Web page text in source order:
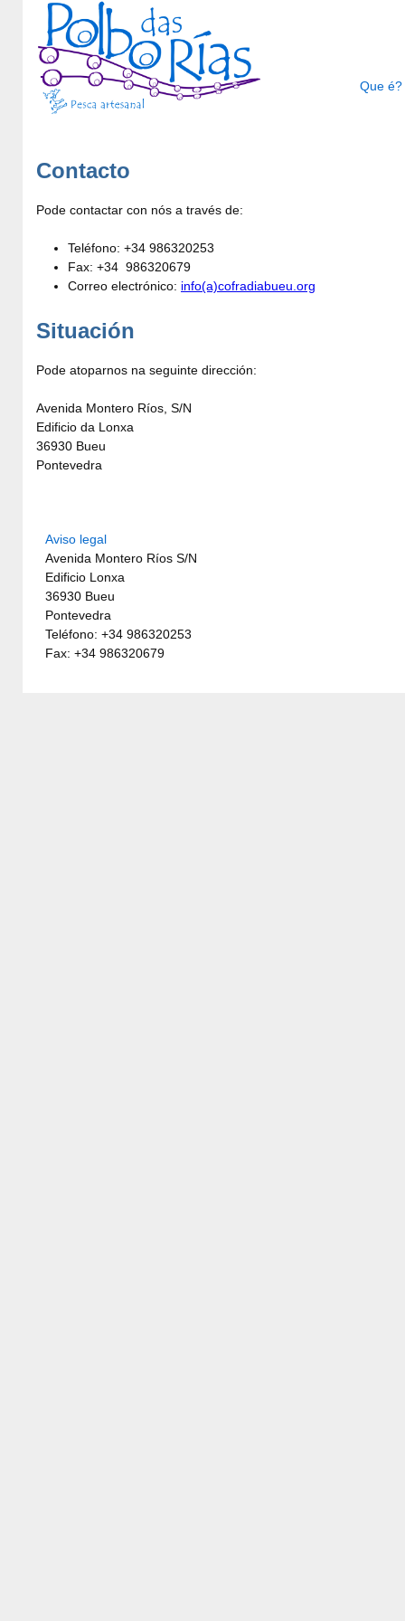
Que é?
Contacto
Pode contactar con nós a través de:
Teléfono: +34 986320253
Fax: +34 986320679
Correo electrónico: info(a)cofradiabueu.org
Situación
Pode atoparnos na seguinte dirección:
Avenida Montero Ríos, S/N
Edificio da Lonxa
36930 Bueu
Pontevedra
Aviso legal
Avenida Montero Ríos S/N
Edificio Lonxa
36930 Bueu
Pontevedra
Teléfono: +34 986320253
Fax: +34 986320679